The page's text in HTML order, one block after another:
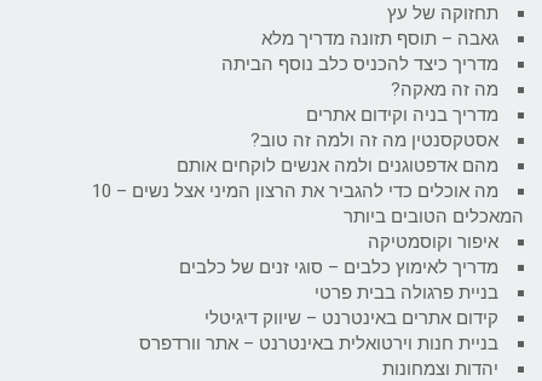
תחזוקה של עץ
גאבה – תוסף תזונה מדריך מלא
מדריך כיצד להכניס כלב נוסף הביתה
מה זה מאקה?
מדריך בניה וקידום אתרים
אסטקסנטין מה זה ולמה זה טוב?
מהם אדפטוגנים ולמה אנשים לוקחים אותם
מה אוכלים כדי להגביר את הרצון המיני אצל נשים – 10
המאכלים הטובים ביותר
איפור וקוסמטיקה
מדריך לאימוץ כלבים – סוגי זנים של כלבים
בניית פרגולה בבית פרטי
קידום אתרים באינטרנט – שיווק דיגיטלי
בניית חנות וירטואלית באינטרנט – אתר וורדפרס
יהדות וצמחונות